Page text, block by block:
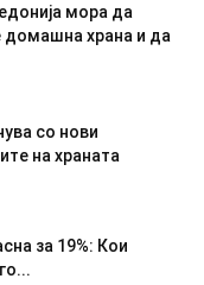
мора да
домашна храна и да
со нови
на храната
за 19%: Кои